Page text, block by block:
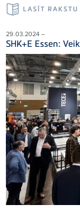
LASĪT RAKSTU
29.03.2024 –
SHK+E Essen: